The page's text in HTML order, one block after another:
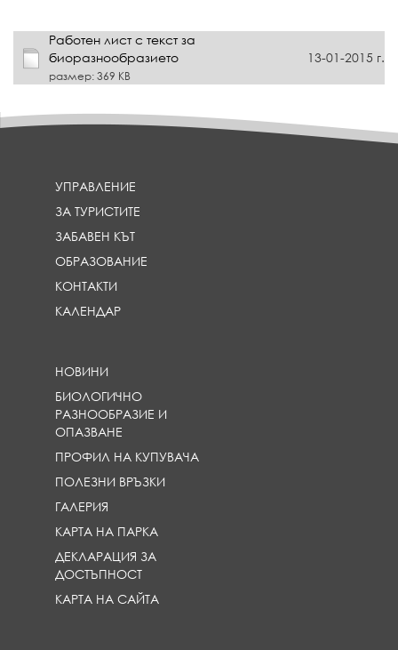
Работен лист с текст за
биоразнообразието
размер: 369 KB
13-01-2015 г.
УПРАВЛЕНИЕ
ЗА ТУРИСТИТЕ
ЗАБАВЕН КЪТ
ОБРАЗОВАНИЕ
КОНТАКТИ
КАЛЕНДАР
НОВИНИ
БИОЛОГИЧНО
РАЗНООБРАЗИЕ И
ОПАЗВАНЕ
ПРОФИЛ НА КУПУВАЧА
ПОЛЕЗНИ ВРЪЗКИ
ГАЛЕРИЯ
КАРТА НА ПАРКА
ДЕКЛАРАЦИЯ ЗА
ДОСТЪПНОСТ
КАРТА НА САЙТА